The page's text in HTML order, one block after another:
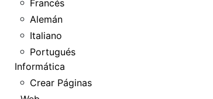
Francés
Alemán
Italiano
Portugués
Informática
Crear Páginas